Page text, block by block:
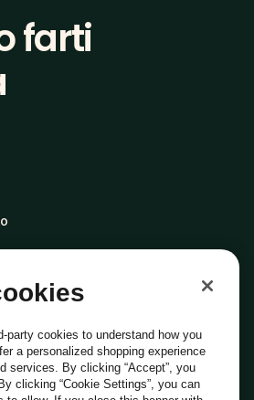
farti
party cookies to understand how you
a personalized shopping experience
services. By clicking “Accept”, you
clicking “Cookie Settings”, you can